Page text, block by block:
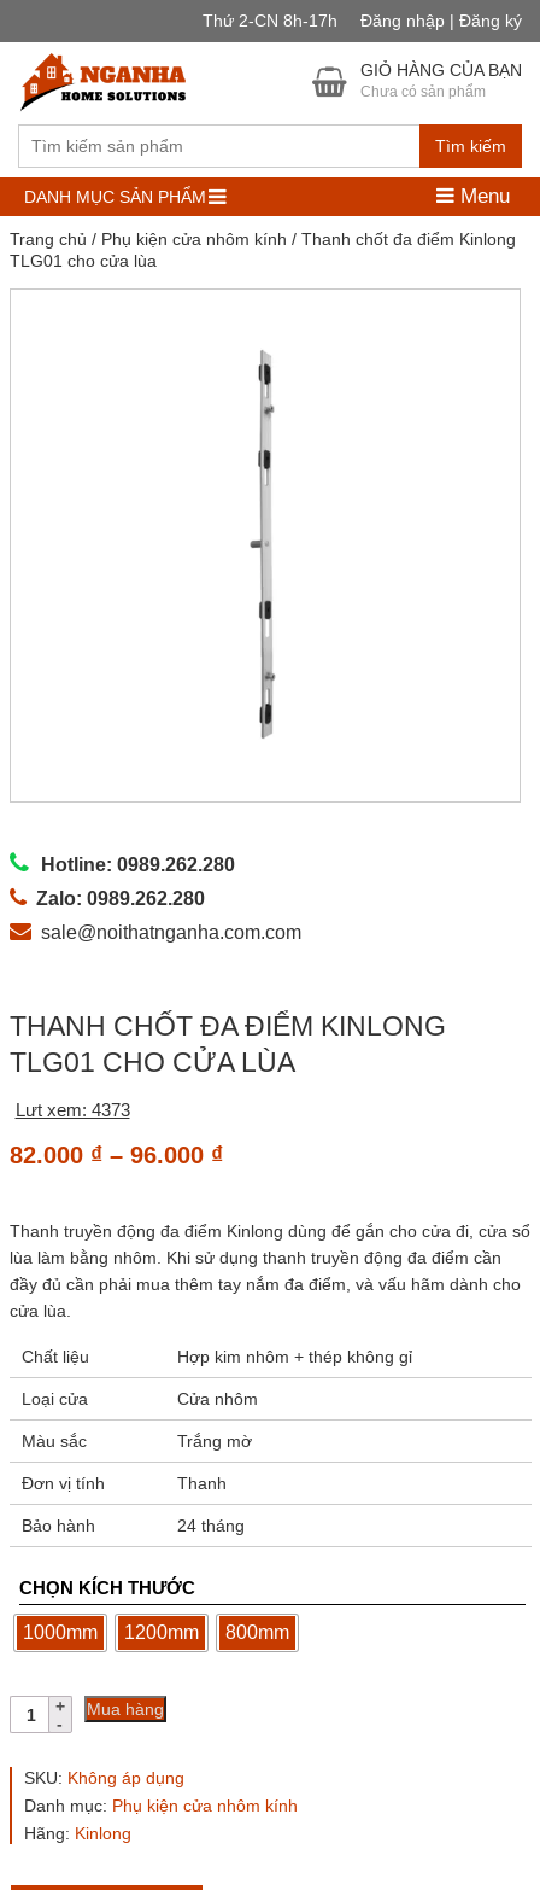
Thứ 2-CN 8h-17h Đăng nhập | Đăng ký
Tìm kiếm
GIỎ HÀNG CỦA BẠN
Chưa có sản phẩm
DANH MỤC SẢN PHẨM Menu
Trang chủ / Phụ kiện cửa nhôm kính / Thanh chốt đa điểm Kinlong
TLG01 cho cửa lùa
Hotline: 0989.262.280
Zalo: 0989.262.280
sale@noithatnganha.com.com
THANH CHỐT ĐA ĐIỂM KINLONG
TLG01 CHO CỬA LÙA
Lưt xem: 4373
82.000 ₫ – 96.000 ₫Khoảng
82.000 ₫
đến
Thanh truyền động đa điểm Kinlong dùng để gắn cho cửa đi, cửa sổ
lùa làm bằng nhôm. Khi sử dụng thanh truyền động đa điểm cần
đầy đủ cần phải mua thêm tay nắm đa điểm, và vấu hãm dành cho
cửa lùa.
Chất liệu Hợp kim nhôm + thép không gỉ
Loại cửa Cửa nhôm
Màu sắc Trắng mờ
Đơn vị tính Thanh
Bảo hành 24 tháng
CHỌN KÍCH THƯỚC
1000mm 1200mm 800mm
Thanh
chốt
điểm
TLG01
cho
Mua hàng
SKU: Không áp dụng
Danh mục: Phụ kiện cửa nhôm kính
Hãng: Kinlong